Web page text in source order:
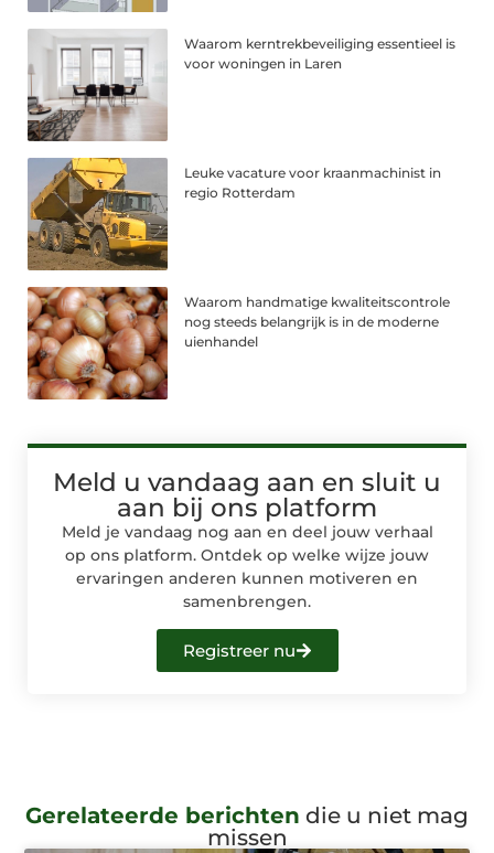
Waarom kerntrekbeveiliging essentieel is
voor woningen in Laren
Leuke vacature voor kraanmachinist in
regio Rotterdam
Waarom handmatige kwaliteitscontrole
nog steeds belangrijk is in de moderne
uienhandel
Meld u vandaag aan en sluit u
aan bij ons platform
Meld je vandaag nog aan en deel jouw verhaal
op ons platform. Ontdek op welke wijze jouw
ervaringen anderen kunnen motiveren en
samenbrengen.
Registreer nu
Gerelateerde berichten die u niet mag
missen